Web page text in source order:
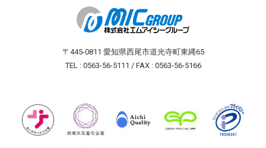
〒445-0811 愛知県西尾市道光寺町東縄65
TEL : 0563-56-5111 / FAX : 0563-56-5166